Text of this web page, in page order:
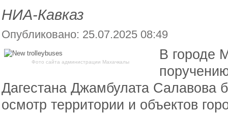
НИА-Кавказ
Опубликовано: 25.07.2025 08:49
Фото сайта администрации Махачкалы
В городе
Дагестана Джамбулата Салавова
осмотр территории и объектов